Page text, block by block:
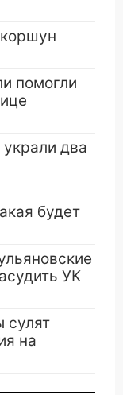
помогли
два
будет
УК
сулят
на